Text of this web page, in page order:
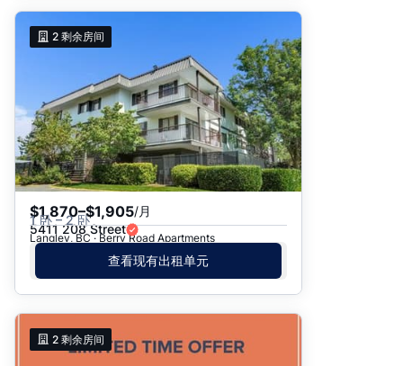
2 剩余房间
$1,870–$1,905/月
1 卧 – 2 卧
5411 208 Street
Langley, BC · Berry Road Apartments
查看现有出租单元
2 剩余房间